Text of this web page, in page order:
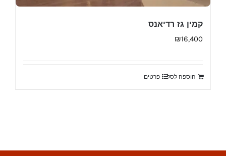
קמין גז רדיאנס
₪16,400
הוספה לסל פרטים